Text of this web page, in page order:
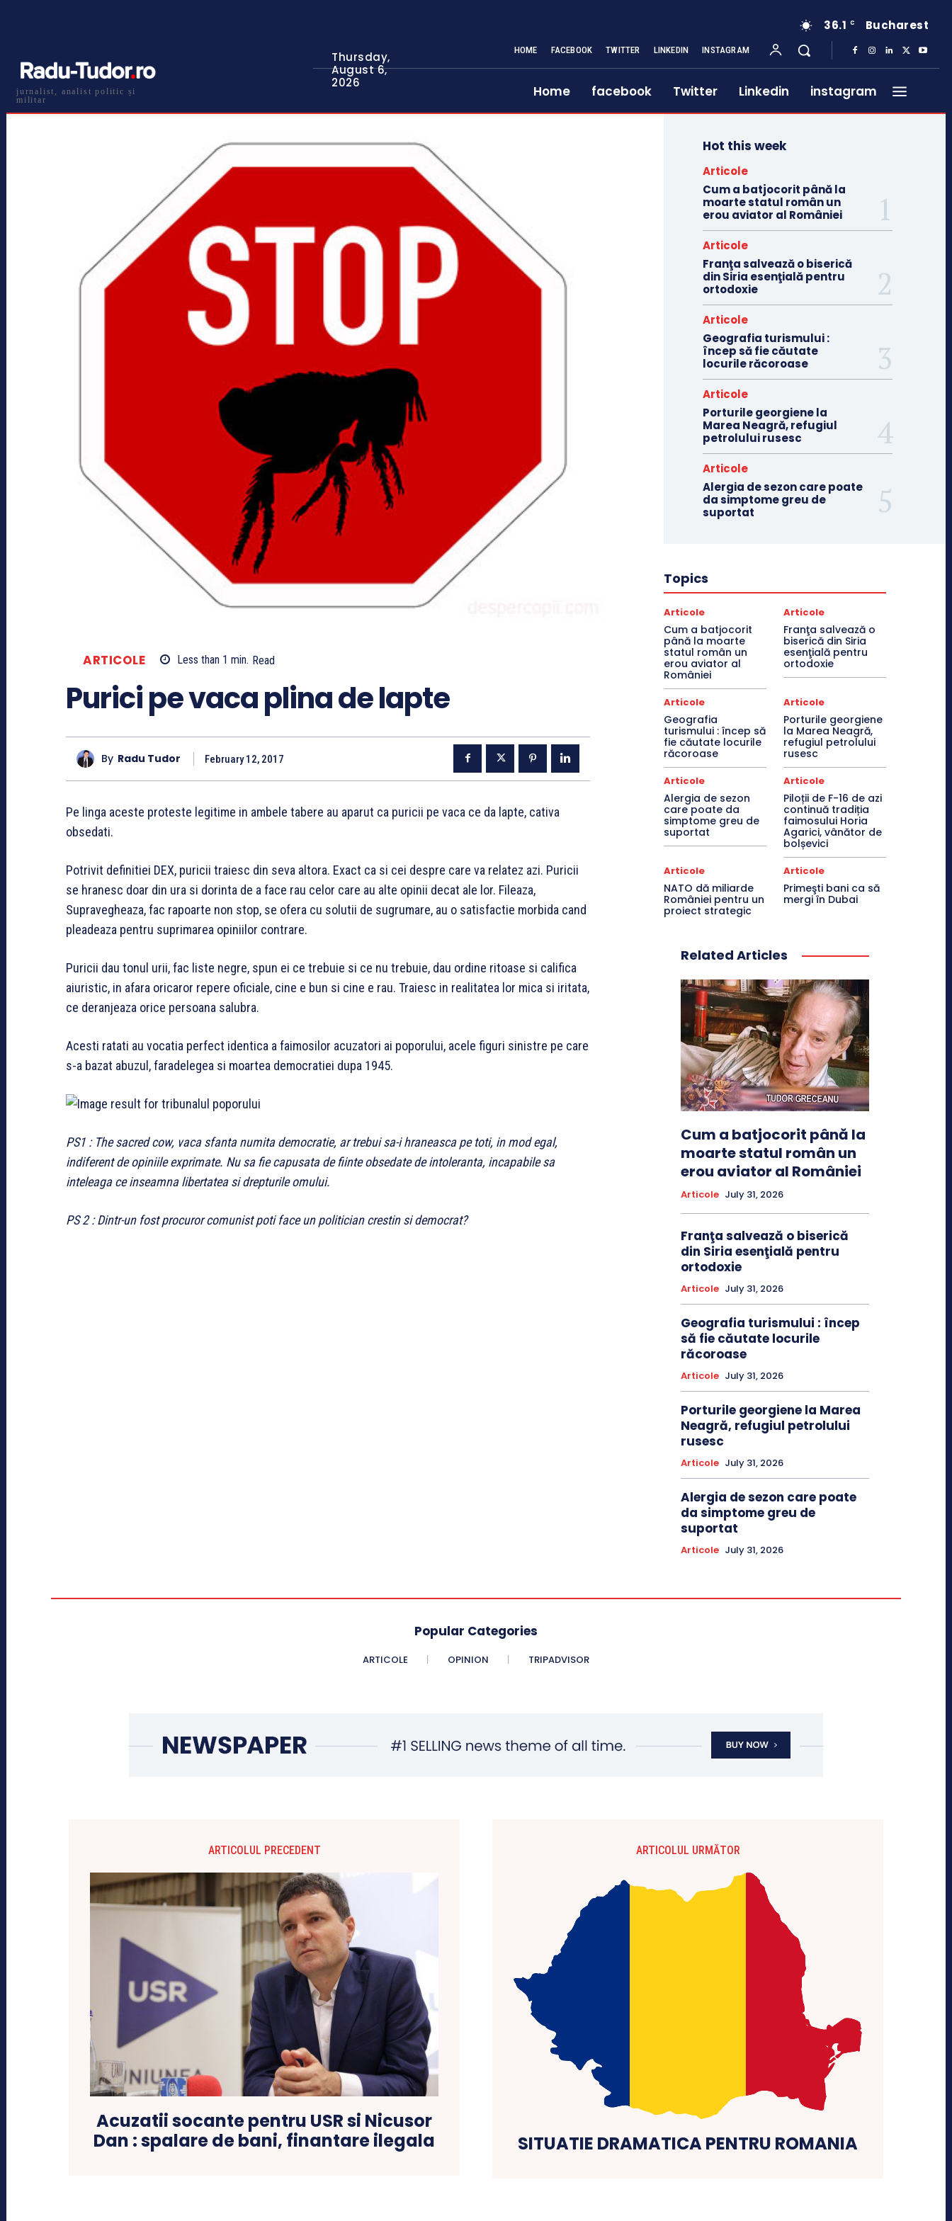
jurnalist, analist politic și
militar
Thursday,
August 6,
2026
36.1 C Bucharest
HOME FACEBOOK TWITTER LINKEDIN INSTAGRAM
Home facebook Twitter Linkedin instagram
ARTICOLE Less than 1 min. Read
Purici pe vaca plina de lapte
By Radu Tudor February 12, 2017
Pe linga aceste proteste legitime in ambele tabere au aparut ca puricii pe vaca ce da lapte, cativa
obsedati.
Potrivit definitiei DEX, puricii traiesc din seva altora. Exact ca si cei despre care va relatez azi. Puricii
se hranesc doar din ura si dorinta de a face rau celor care au alte opinii decat ale lor. Fileaza,
Supravegheaza, fac rapoarte non stop, se ofera cu solutii de sugrumare, au o satisfactie morbida cand
pleadeaza pentru suprimarea opiniilor contrare.
Puricii dau tonul urii, fac liste negre, spun ei ce trebuie si ce nu trebuie, dau ordine ritoase si califica
aiuristic, in afara oricaror repere oficiale, cine e bun si cine e rau. Traiesc in realitatea lor mica si iritata,
ce deranjeaza orice persoana salubra.
Acesti ratati au vocatia perfect identica a faimosilor acuzatori ai poporului, acele figuri sinistre pe care
s-a bazat abuzul, faradelegea si moartea democratiei dupa 1945.
PS1 : The sacred cow, vaca sfanta numita democratie, ar trebui sa-i hraneasca pe toti, in mod egal,
indiferent de opiniile exprimate. Nu sa fie capusata de fiinte obsedate de intoleranta, incapabile sa
inteleaga ce inseamna libertatea si drepturile omului.
PS 2 : Dintr-un fost procuror comunist poti face un politician crestin si democrat?
Hot this week
Articole
Cum a batjocorit până la
moarte statul român un
erou aviator al României
Articole
Franţa salvează o biserică
din Siria esenţială pentru
ortodoxie
Articole
Geografia turismului :
încep să fie căutate
locurile răcoroase
Articole
Porturile georgiene la
Marea Neagră, refugiul
petrolului rusesc
Articole
Alergia de sezon care poate
da simptome greu de
suportat
Topics
Articole
Cum a batjocorit
până la moarte
statul român un
erou aviator al
României
Articole
Franţa salvează o
biserică din Siria
esenţială pentru
ortodoxie
Articole
Geografia
turismului : încep să
fie căutate locurile
răcoroase
Articole
Porturile georgiene
la Marea Neagră,
refugiul petrolului
rusesc
Articole
Alergia de sezon
care poate da
simptome greu de
suportat
Articole
Piloții de F-16 de azi
continuă tradiția
faimosului Horia
Agarici, vânător de
bolșevici
Articole
NATO dă miliarde
României pentru un
proiect strategic
Articole
Primeşti bani ca să
mergi în Dubai
Related Articles
Cum a batjocorit până la
moarte statul român un
erou aviator al României
Articole July 31, 2026
Franţa salvează o biserică
din Siria esenţială pentru
ortodoxie
Articole July 31, 2026
Geografia turismului : încep
să fie căutate locurile
răcoroase
Articole July 31, 2026
Porturile georgiene la Marea
Neagră, refugiul petrolului
rusesc
Articole July 31, 2026
Alergia de sezon care poate
da simptome greu de
suportat
Articole July 31, 2026
Popular Categories
ARTICOLE OPINION TRIPADVISOR
ARTICOLUL PRECEDENT
Acuzatii socante pentru USR si Nicusor
Dan : spalare de bani, finantare ilegala
ARTICOLUL URMĂTOR
SITUATIE DRAMATICA PENTRU ROMANIA